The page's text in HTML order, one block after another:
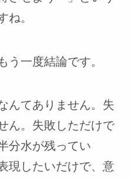
ね。
う一度結論です。
てありません。失
ん。失敗しただけで
分水が残ってい
現したいだけで、意